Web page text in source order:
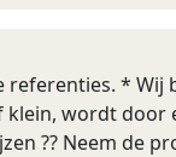
* Wij
wordt door
?? Neem de